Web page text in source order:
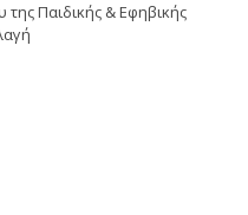
Παιδικής & Εφηβικής